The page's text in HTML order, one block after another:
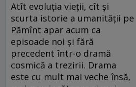
Atît evoluția vieții, cît și
scurta istorie a umanității pe
Pămînt apar acum ca
episoade noi și fără
precedent într-o dramă
cosmică a trezirii. Drama
este cu mult mai veche însă,